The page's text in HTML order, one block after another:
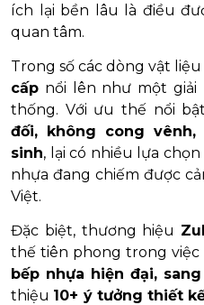
ích lại bền lâu là điều
quan tâm.
Trong số các dòng vật liệu
cấp nổi lên như một
thống. Với ưu thế nổi
đối, không cong
sinh, lại có nhiều lựa
nhựa đang chiếm được
Việt.
Đặc biệt, thương hiệu
thế tiên phong trong
bếp nhựa hiện đại,
thiệu 10+ ý tưởng thiết